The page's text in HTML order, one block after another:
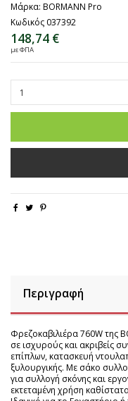
Μάρκα: BORMANN Pro
Κωδικός 037392
148,74 €
με ΦΠΑ
Περιγραφή
Φρεζοκαβιλιέρα 760W της
σε ισχυρούς και ακριβείς
επίπλων, κατασκευή
ξυλουργικής. Με σάκο
για συλλογή σκόνης και
εκτεταμένη χρήση